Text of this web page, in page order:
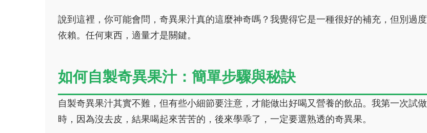
說到這裡，你可能會問，奇異果汁真的這麼神奇嗎？我覺得它是一種很好的補充，但別過度
依賴。任何東西，適量才是關鍵。
如何自製奇異果汁：簡單步驟與秘訣
自製奇異果汁其實不難，但有些小細節要注意，才能做出好喝又營養的飲品。我第一次試做
時，因為沒去皮，結果喝起來苦苦的，後來學乖了，一定要選熟透的奇異果。